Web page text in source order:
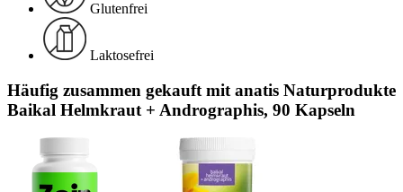
Glutenfrei
Laktosefrei
Häufig zusammen gekauft mit anatis Naturprodukte
Baikal Helmkraut + Andrographis, 90 Kapseln